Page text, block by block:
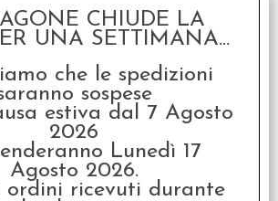
Vampiri La Masquerade
5a Edizione - Camarilla
SCONTO 20%
CHIUDE LA
UNA SETTIMANA...
che le spedizioni
sospese
estiva dal 7 Agosto
2026
Lunedì 17
Agosto 2026.
ordini ricevuti durante